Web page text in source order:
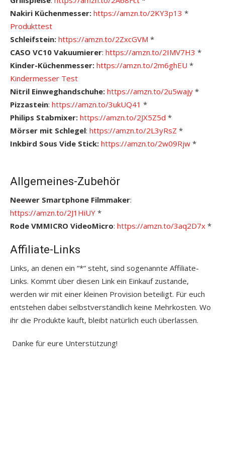
Nakiri Küchenmesser: https://amzn.to/2KY3p13 *
Produkttest
Schleifstein: https://amzn.to/2ZxcGVM *
CASO VC10 Vakuumierer: https://amzn.to/2IMV7H3 *
Kinder-Küchenmesser: https://amzn.to/2m6ghEU *
Kindermesser Test
Nitril Einweghandschuhe: https://amzn.to/2u5wajy *
Pizzastein: https://amzn.to/3ukUQ41 *
Philips Stabmixer: https://amzn.to/2JX5Z5d *
Mörser mit Schlegel: https://amzn.to/2L3yRsZ *
Inkbird Sous Vide Stick: https://amzn.to/2w09Rjw *
Allgemeines-Zubehör
Neewer Smartphone Filmmaker:
https://amzn.to/2J1HiUY *
Rode VMMICRO VideoMicro: https://amzn.to/3aq2D7x *
Affiliate-Links
Links, an denen ein “*“ steht, sind sogenannte Affiliate-
Links. Kommt über diesen Link ein Einkauf zustande,
werden wir mit einer kleinen Provision beteiligt. Für euch
entstehen dabei selbstverständlich keine Mehrkosten. Wo
ihr die Produkte kauft, bleibt natürlich euch überlassen.
Danke für eure Unterstützung!